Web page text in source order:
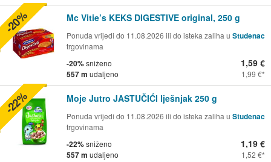
Mc Vitie’s KEKS DIGESTIVE original, 250 g
Ponuda vrijedi do 11.08.2026 ili do isteka zaliha u Studenac
trgovinama
-20%sniženo
557 m udaljeno
1,59 €
1,99 €
-20%
Moje Jutro JASTUČIĆI lješnjak 250 g
Ponuda vrijedi do 11.08.2026 ili do isteka zaliha u Studenac
trgovinama
-22%sniženo
557 m udaljeno
1,19 €
1,52 €
-22%